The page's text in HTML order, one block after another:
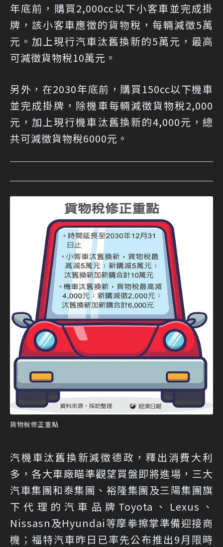
年底前，購買2,000cc以下小客車並完成掛
牌，該小客車應徵的貨物稅，每輛減徵5萬
元。加上現行汽車汰舊換新的5萬元，最高
可減徵貨物稅10萬元。
另外，在2030年底前，購買150cc以下機車
並完成掛牌，除機車每輛減徵貨物稅2,000
元，加上現行機車汰舊換新的4,000元，總
共可減徵貨物稅6000元。
貨物稅修正重點
汽機車汰舊換新減徵德政，釋出消費大利
多，各大車廠瞄準觀望買盤即將進場，三大
汽車集團和泰集團、裕隆集團及三陽集團旗
下代理的汽車品牌Toyota、Lexus、
Nissasn及Hyundai等摩拳擦掌準備迎接商
機；福特汽車昨日已率先公布推出9月限時